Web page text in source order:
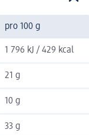
pro 100 g
1 796 kJ / 429 kcal
21 g
10 g
33 g